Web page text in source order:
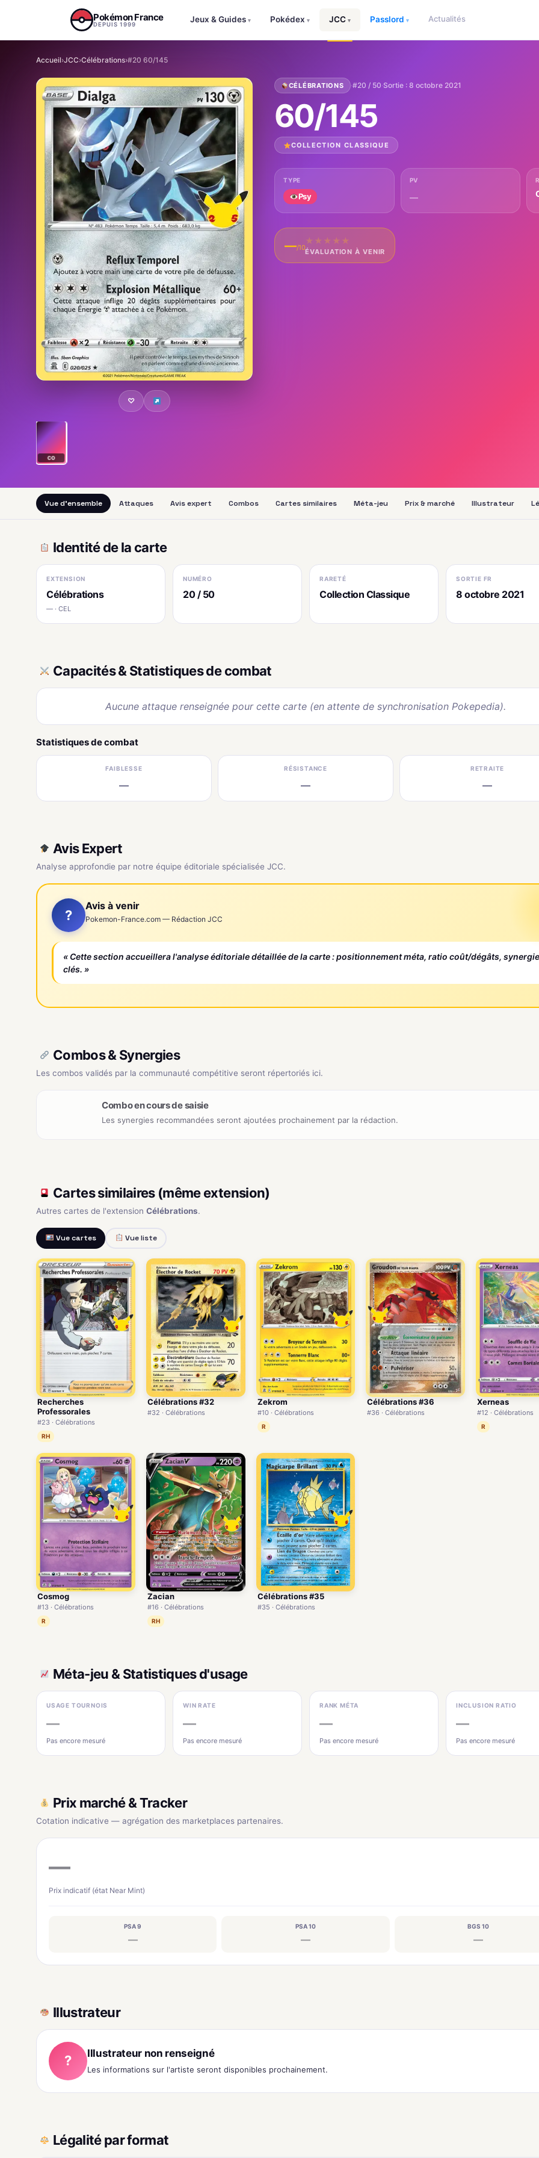
Pokémon France
DEPUIS 1999
Jeux & Guides ▾ Pokédex ▾ JCC ▾ Passlord ▾ Actualités
Accueil›JCC›Célébrations›#20 60/145
♡
CO
CÉLÉBRATIONS ·#20 / 50·Sortie : 8 octobre 2021
60/145
COLLECTION CLASSIQUE
TYPE
Psy
PV
—
—/10
★ ★ ★ ★ ★
ÉVALUATION À VENIR
Vue d'ensemble Attaques Avis expert Combos Cartes similaires Méta-jeu Prix & marché Illustrateur
Identité de la carte
EXTENSION
Célébrations
— · CEL
NUMÉRO
20 / 50
RARETÉ
Collection Classique
SORTIE FR
8 octobre 2021
Capacités & Statistiques de combat
Aucune attaque renseignée pour cette carte (en attente de synchronisation Pokepedia).
Statistiques de combat
FAIBLESSE
—
RÉSISTANCE
—
RETRAITE
—
Avis Expert
Analyse approfondie par notre équipe éditoriale spécialisée JCC.
?
Avis à venir
Pokemon-France.com — Rédaction JCC
« Cette section accueillera l'analyse éditoriale détaillée de la carte : positionnement méta, ratio coût/dégâts,
clés. »
Combos & Synergies
Les combos validés par la communauté compétitive seront répertoriés ici.
Combo en cours de saisie
Les synergies recommandées seront ajoutées prochainement par la rédaction.
Cartes similaires (même extension)
Autres cartes de l'extension Célébrations.
Vue cartes Vue liste
Recherches
Professorales
#23 · Célébrations
RH
Célébrations #32
#32 · Célébrations
Zekrom
#10 · Célébrations
R
Célébrations #36
#36 · Célébrations
Xerneas
#12 · Célébrations
R
Cosmog
#13 · Célébrations
R
Zacian
#16 · Célébrations
RH
Célébrations #35
#35 · Célébrations
Méta-jeu & Statistiques d'usage
USAGE TOURNOIS
—
Pas encore mesuré
WIN RATE
—
Pas encore mesuré
RANK MÉTA
—
Pas encore mesuré
INCLUSION RATIO
—
Pas encore mesuré
Prix marché & Tracker
Cotation indicative — agrégation des marketplaces partenaires.
—
Prix indicatif (état Near Mint)
PSA 9
—
PSA 10
—
BGS 10
—
Illustrateur
? Illustrateur non renseigné
Les informations sur l'artiste seront disponibles prochainement.
Légalité par format